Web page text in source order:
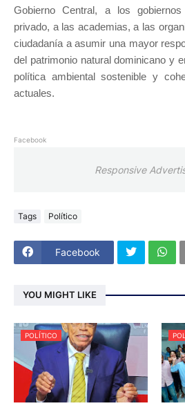
Gobierno Central, a los
privado, a las academias, a las
ciudadanía a asumir una mayor
del patrimonio natural dominicano y
política ambiental sostenible y
actuales.
Facebook
Responsive
Tags Político
Facebook
YOU MIGHT LIKE
POLÍTICO